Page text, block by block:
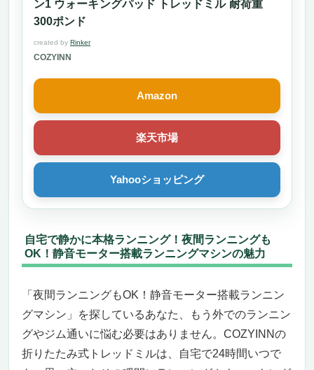
ン1 ウォーキングパッド トレッドミル 耐荷重
300ポンド
created by Rinker
COZYINN
Amazon
楽天市場
Yahooショッピング
自宅で静かに本格ランニング！夜間ランニングも
OK！静音モーター搭載ランニングマシンの魅力
「夜間ランニングもOK！静音モーター搭載ランニン
グマシン」を探しているあなた、もう外でのランニン
グやジム通いに悩む必要はありません。COZYINNの
折りたたみ式トレッドミルは、自宅で24時間いつで